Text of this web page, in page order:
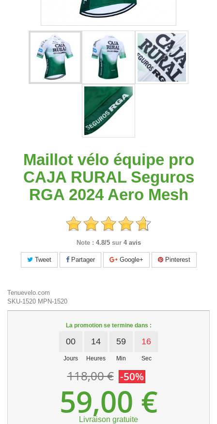
Maillot vélo équipe pro
CAJA RURAL Seguros
RGA 2024 Aero Mesh
Note : 4.8/5 sur 4 avis
Tweet Partager Google+ Pinterest
Tenuevelo.com
SKU-1520 MPN-1520
La promotion se termine dans :
00
Jours
14
Heures
59
Min
16
Sec
118,00 € -50%
59,00 €
Livraison gratuite